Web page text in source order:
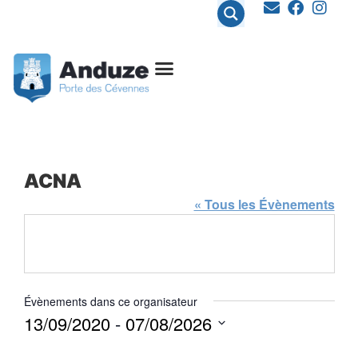
ACNA
« Tous les Évènements
Évènements dans ce organisateur
13/09/2020 - 07/08/2026